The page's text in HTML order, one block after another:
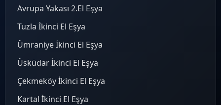
Avrupa Yakası 2.El Eşya
Tuzla İkinci El Eşya
Ümraniye İkinci El Eşya
Üsküdar İkinci El Eşya
Çekmeköy İkinci El Eşya
Kartal İkinci El Eşya